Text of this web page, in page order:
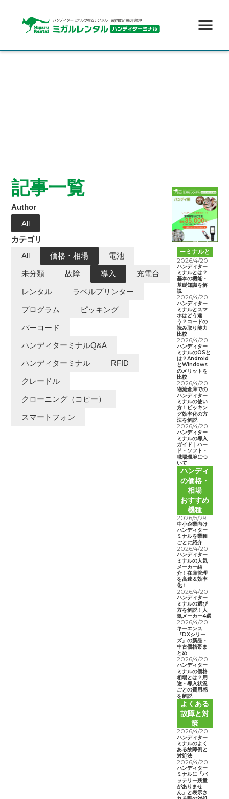
記事一覧
Author
All
カテゴリ
All
価格・相場 電池
未分類 故障 導入 充電台
レンタル ラベルプリンター
プログラム ピッキング
バーコード
ハンディターミナルQ&A
ハンディターミナル RFID
クレードル
クローニング（コピー）
スマートフォン
ハンディタ
ーミナルと
は
2026/4/20
ハンディター
ミナルとは？
基本の機能・
基礎知識を解
説
2026/4/20
ハンディター
ミナルとスマ
ホはどう違
う？コードの
読み取り能力
比較
2026/4/20
ハンディター
ミナルのOSと
は？Android
とWindows
のメリットを
比較
2026/4/20
物流倉庫での
ハンディター
ミナルの使い
方！ピッキン
グ効率化の方
法を解説
2026/4/20
ハンディター
ミナルの導入
ガイド｜ハー
ド・ソフト・
職場環境につ
いて
ハンディ
の価格・
相場
おすすめ
機種
2026/5/29
中小企業向け
ハンディター
ミナルを業種
ごとに紹介
2026/4/20
ハンディター
ミナルの人気
メーカー紹
介！在庫管理
を高速＆効率
化！
2026/4/20
ハンディター
ミナルの選び
方を解説！人
気メーカー4選
2026/4/20
キーエンス
『DXシリー
ズ』の新品・
中古価格帯ま
とめ
2026/4/20
ハンディター
ミナルの価格
相場とは？用
途・導入状況
ごとの費用感
を解説
よくある
故障と対
策
2026/4/20
ハンディター
ミナルのよく
ある故障例と
対処法
2026/4/20
ハンディター
ミナルに「バ
ッテリー残量
がありませ
ん」と表示さ
menu